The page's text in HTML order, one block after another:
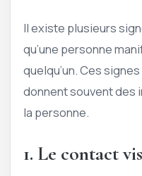
Il existe plusieurs
qu’une personne
quelqu’un. Ces
donnent souvent des
la personne.
1. Le contact